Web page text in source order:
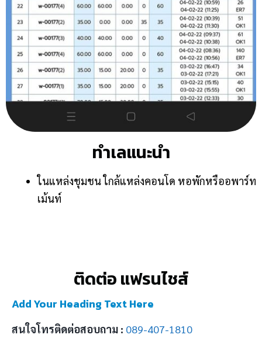
ทำเลแนะนำ
ในแหล่งชุมชน ใกล้แหล่งคอนโด หอพักหรืออพาร์ท
เม้นท์
ติดต่อ แฟรนไชส์
Add Your Heading Text Here
สนใจโทรติดต่อสอบถาม : 089-407-1810